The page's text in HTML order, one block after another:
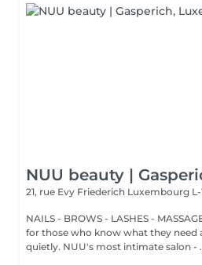
NUU beauty |
21, rue Evy Friederich Luxembourg L-
NAILS - BROWS - LASHES -
for those who know what they need
quietly. NUU's most intimate salon -